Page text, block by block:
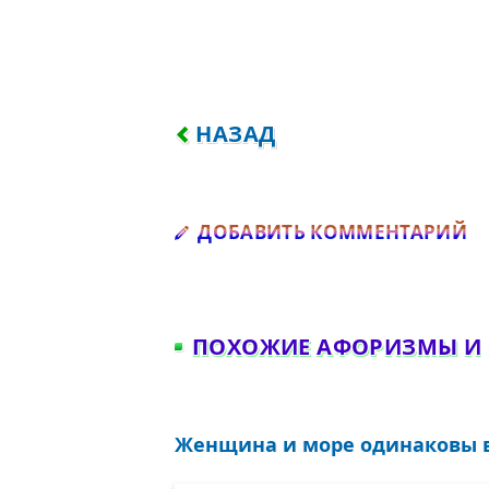
ПРЕДЫДУЩИЙ: ЖЕНЩИНА,
НАЗАД
ДОБАВИТЬ КОММЕНТАРИЙ
ПОХОЖИЕ АФОРИЗМЫ И
Женщина и море одинаковы